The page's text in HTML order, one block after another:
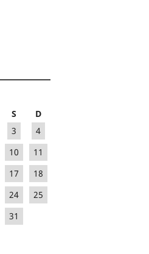
S
D
3
4
10
11
17
18
24
25
31